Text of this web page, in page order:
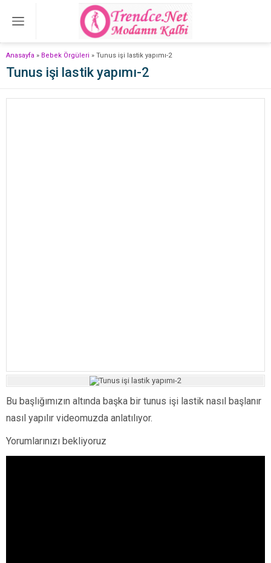
Anasayfa » Bebek Örgüleri » Tunus işi lastik yapımı-2
Tunus işi lastik yapımı-2
Bu başlığımızın altında başka bir tunus işi lastik nasıl başlanır
nasıl yapılır videomuzda anlatılıyor.
Yorumlarınızı bekliyoruz